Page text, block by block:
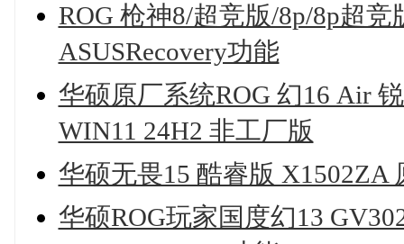
ROG 枪神8/超竞版/8p/8p超
ASUSRecovery功能
华硕原厂系统ROG 幻16 Air
WIN11 24H2 非工厂版
华硕无畏15 酷睿版 X1502ZA
华硕ROG玩家国度幻13